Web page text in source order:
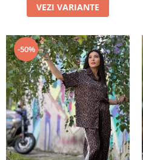
VEZI VARIANTE
-50%